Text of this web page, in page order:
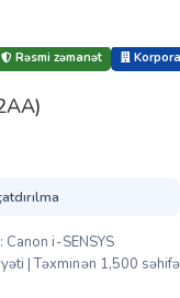
Rəsmi zəmanət
i-SENSYS
| Təxminən 1,500 səhifə